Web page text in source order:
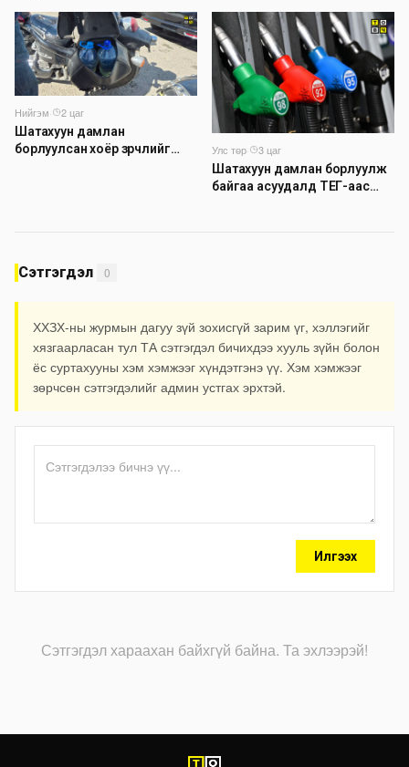
шинэчлэлийн төсвийг
шийдвэрлэхээр болов
Нийгэм·
2 цаг
Шатахуун дамлан
борлуулсан хоёр зөрчлийг
Улс төр·
3 цаг
Шатахуун дамлан борлуулж
байгаа асуудалд ТЕГ-аас
Сэтгэгдэл 0
ХХЗХ-ны журмын дагуу зүй зохисгүй зарим үг, хэллэгийг
хязгаарласан тул ТА сэтгэгдэл бичихдээ хууль зүйн болон
ёс суртахууны хэм хэмжээг хүндэтгэнэ үү. Хэм хэмжээг
зөрчсөн сэтгэгдэлийг админ устгах эрхтэй.
Илгээх
Сэтгэгдэл хараахан байхгүй байна. Та эхлээрэй!